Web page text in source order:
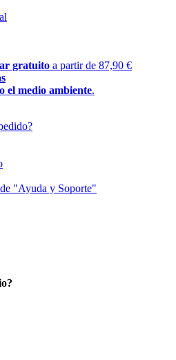
gratuito a partir de 87,90 €
el medio ambiente.
"Ayuda y Soporte"